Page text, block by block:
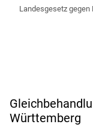
Landesgesetz
Württemberg